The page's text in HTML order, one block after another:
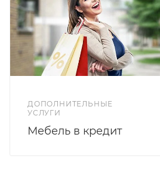
ДОПОЛНИТЕЛЬНЫЕ
УСЛУГИ
Мебель в кредит